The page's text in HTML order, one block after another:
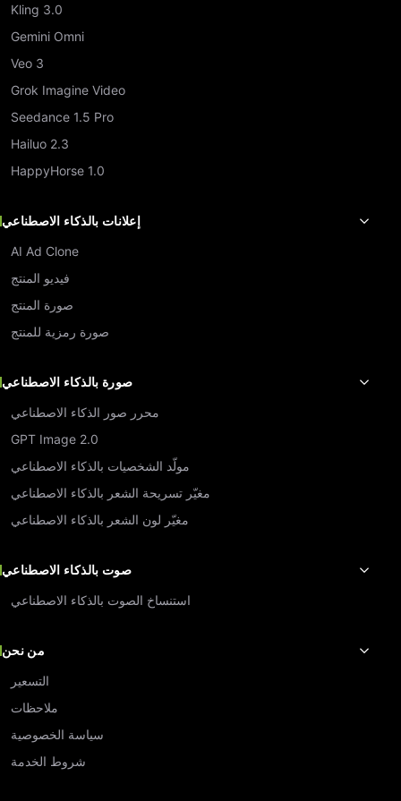
صورة بالذكاء الاصطناعي
محرر صور الذكاء الاصطناعي
GPT Image 2.0
مولّد الشخصيات بالذكاء الاصطناعي
مغيّر تسريحة الشعر بالذكاء الاصطناعي
مغيّر لون الشعر بالذكاء الاصطناعي
صوت بالذكاء الاصطناعي
استنساخ الصوت بالذكاء الاصطناعي
Kling 3.0
Gemini Omni
Veo 3
Grok Imagine Video
Seedance 1.5 Pro
Hailuo 2.3
HappyHorse 1.0
إعلانات بالذكاء الاصطناعي
AI Ad Clone
فيديو المنتج
صورة المنتج
صورة رمزية للمنتج
من نحن
التسعير
ملاحظات
سياسة الخصوصية
شروط الخدمة